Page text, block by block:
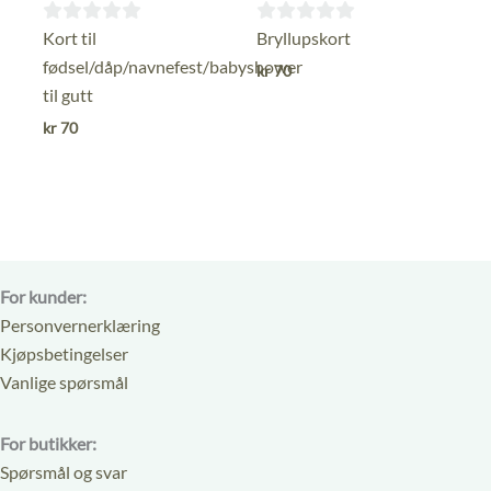
0
ut
av
5
Kort til
fødsel/dåp/navnefest/babyshower
til gutt
kr70
0
ut
Bryllupskort
kr70
For kunder:
Personvernerklæring
Kjøpsbetingelser
Vanlige spørsmål
For butikker:
Spørsmål og svar